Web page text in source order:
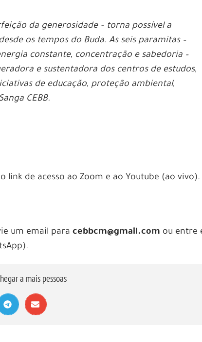
da generosidade – torna possível a
os tempos do Buda. As seis paramitas –
constante, concentração e sabedoria –
e sustentadora dos centros de estudos,
de educação, proteção ambiental,
CEBB.
link de acesso ao Zoom e ao Youtube (ao vivo).
um email paracebbcm@gmail.com ou entre
a mais pessoas